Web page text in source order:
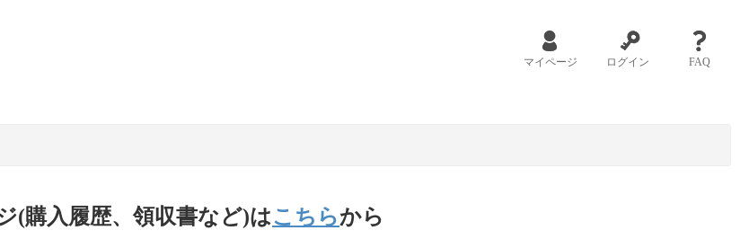
マイページ ログイン FAQ
(購入履歴、領収書など)はこちらから